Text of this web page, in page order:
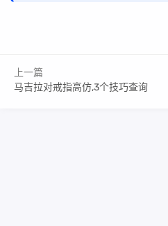
上一篇
马吉拉对戒指高仿,3个技巧查询